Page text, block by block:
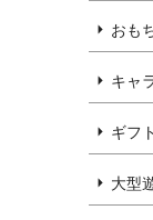
おも
キャ
ギフ
大型